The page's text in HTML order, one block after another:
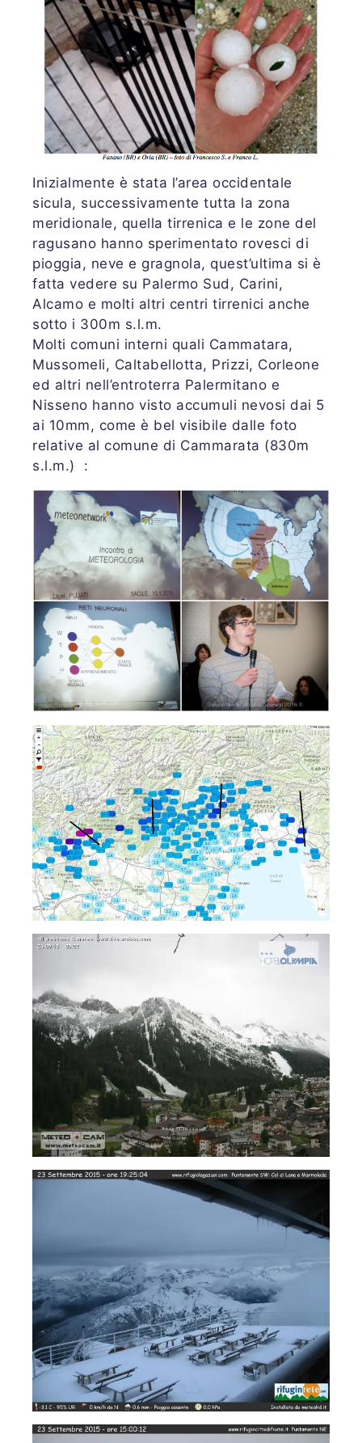
Inizialmente è stata l’area occidentale
sicula, successivamente tutta la zona
meridionale, quella tirrenica e le zone del
ragusano hanno sperimentato rovesci di
pioggia, neve e gragnola, quest’ultima si è
fatta vedere su Palermo Sud, Carini,
Alcamo e molti altri centri tirrenici anche
sotto i 300m s.l.m.
Molti comuni interni quali Cammatara,
Mussomeli, Caltabellotta, Prizzi, Corleone
ed altri nell’entroterra Palermitano e
Nisseno hanno visto accumuli nevosi dai 5
ai 10mm, come è bel visibile dalle foto
relative al comune di Cammarata (830m
s.l.m.) :